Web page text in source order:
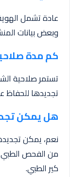
عادة تشمل
وبعض بيانات
كم مدة
تستمر صلاحية
تجديدها للحفاظ
هل يمكن
نعم، يمكن
من الفحص الطبي
كير الطبي.